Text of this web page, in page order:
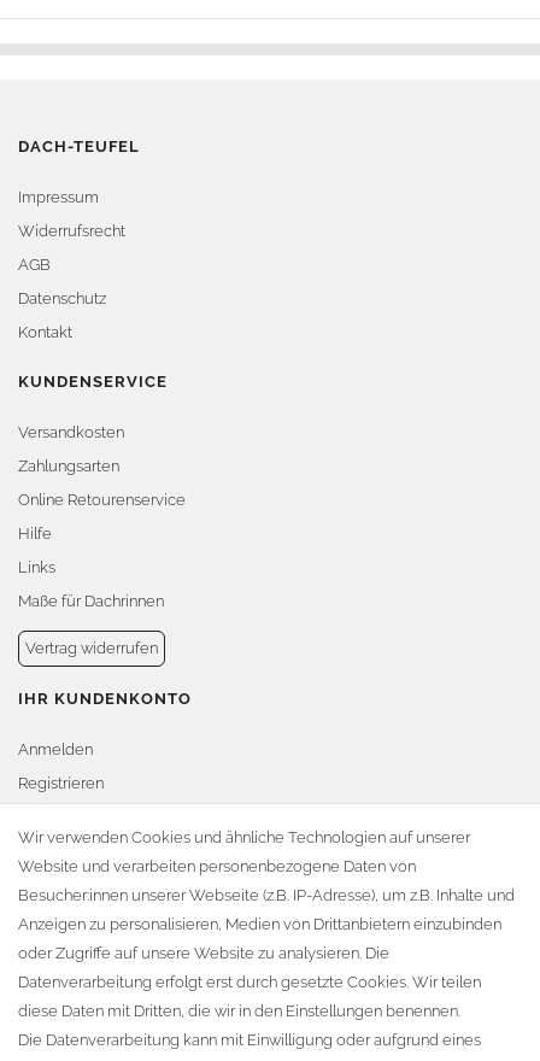
DACH-TEUFEL
Impressum
Widerrufsrecht
AGB
Datenschutz
Kontakt
KUNDENSERVICE
Versandkosten
Zahlungsarten
Online Retourenservice
Hilfe
Links
Maße für Dachrinnen
Vertrag widerrufen
IHR KUNDENKONTO
Anmelden
Registrieren
Warenkorb
Zur Kasse
KONTAKT
Fa. Steffen Jost
Söbrigener Weg 50
D-01796 Pirna
Wir verwenden Cookies und ähnliche Technologien auf unserer
Website und verarbeiten personenbezogene Daten von
Besucher:innen unserer Webseite (z.B. IP-Adresse), um z.B. Inhalte und
Anzeigen zu personalisieren, Medien von Drittanbietern einzubinden
oder Zugriffe auf unsere Website zu analysieren. Die
Datenverarbeitung erfolgt erst durch gesetzte Cookies. Wir teilen
diese Daten mit Dritten, die wir in den Einstellungen benennen.
Die Datenverarbeitung kann mit Einwilligung oder aufgrund eines